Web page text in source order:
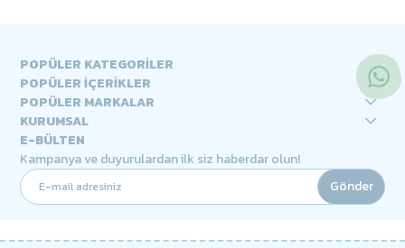
POPÜLER KATEGORİLER
POPÜLER İÇERİKLER
POPÜLER MARKALAR
KURUMSAL
E-BÜLTEN
Kampanya ve duyurulardan ilk siz haberdar olun!
Gönder